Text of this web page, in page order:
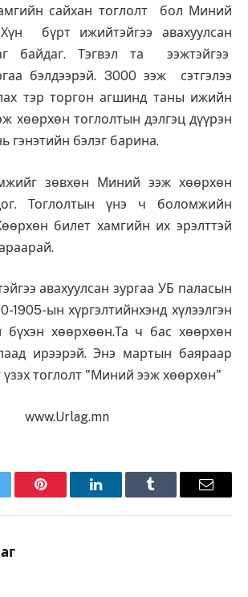
сайхан тоглолт бол Миний
бүрт ижийтэйгээ авахуулсан
байдаг. Тэгвэл та ээжтэйгээ
бэлдээрэй. 3000 ээж сэтгэлээ
тэр торгон агшинд таны ижийн
хөөрхөн тоглолтын дэлгэц дүүрэн
гэнэтийн бэлэг барина.
зөвхөн Миний ээж хөөрхөн
Тоглолтын үнэ ч боломжийн
билет хамгийн их эрэлттэй
авахуулсан зургаа УБ паласын
1905-ын хүргэлтийнхэнд хүлээлгэн
хөөрхөөн.Та ч бас хөөрхөн
ирээрэй. Энэ мартын баяраар
үзэх тоглолт "Миний ээж хөөрхөн"
www.Urlag.mn
Pinterest LinkedInTumblr Имэйл